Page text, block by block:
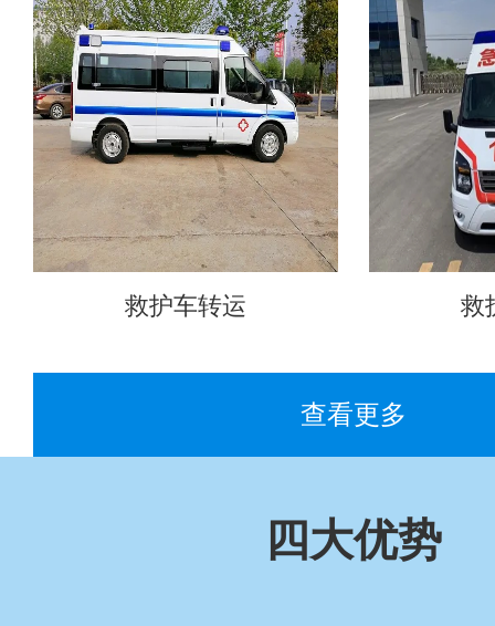
救护车转运 救
查看更多
四大优势